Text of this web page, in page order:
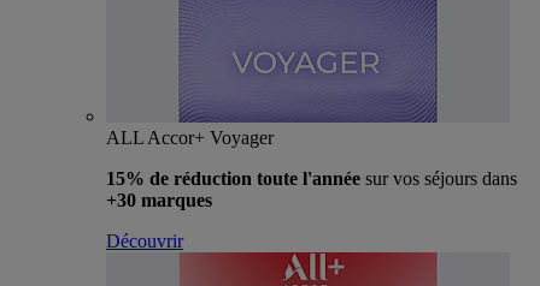
ALL Accor+ Voyager
15% de réduction toute l'année sur vos séjours dans
+30 marques
Découvrir